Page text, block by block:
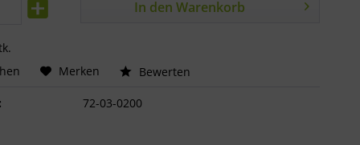
In den Warenkorb
Merken Bewerten
72-03-0200